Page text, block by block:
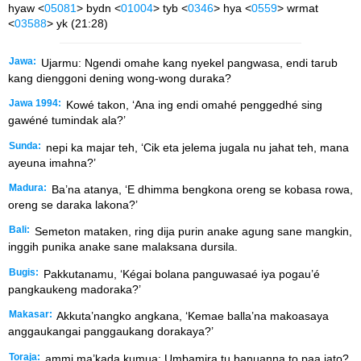
hyaw <05081> bydn <01004> tyb <0346> hya <0559> wrmat
<03588> yk (21:28)
Jawa:
Ujarmu: Ngendi omahe kang nyekel pangwasa, endi tarub
kang dienggoni dening wong-wong duraka?
Jawa 1994:
Kowé takon, ‘Ana ing endi omahé penggedhé sing
gawéné tumindak ala?’
Sunda:
nepi ka majar teh, ‘Cik eta jelema jugala nu jahat teh, mana
ayeuna imahna?’
Madura:
Ba’na atanya, ‘E dhimma bengkona oreng se kobasa rowa,
oreng se daraka lakona?’
Bali: Semeton mataken, ring dija purin anake agung sane mangkin,
inggih punika anake sane malaksana dursila.
Bugis:
Pakkutanamu, ‘Kégai bolana panguwasaé iya pogau’é
pangkaukeng madoraka?’
Makasar: Akkuta’nangko angkana, ‘Kemae balla’na makoasaya
anggaukangai panggaukang dorakaya?’
Toraja: ammi ma’kada kumua: Umbamira tu banuanna to paa iato?